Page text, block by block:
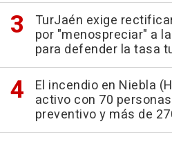
TurJaén exige
por "menospreciar" a
para defender la tasa
El incendio en Niebla
activo con 70
preventivo y más de